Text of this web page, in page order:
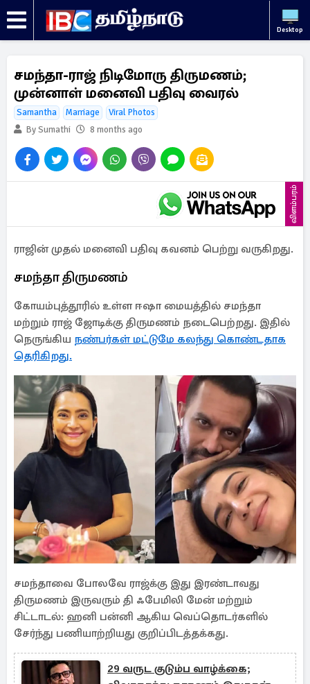
Desktop
சமந்தா-ராஜ் நிடிமோரு திருமணம்;
முன்னாள் மனைவி பதிவு வைரல்
Samantha Marriage
Viral Photos
By Sumathi
8 months ago
விளம்பரம்
ராஜின் முதல் மனைவி பதிவு கவனம் பெற்று வருகிறது.
சமந்தா திருமணம்
கோயம்புத்தூரில் உள்ள ஈஷா மையத்தில் சமந்தா
மற்றும் ராஜ் ஜோடிக்கு திருமணம் நடைபெற்றது. இதில்
நெருங்கிய நண்பர்கள் மட்டுமே கலந்து கொண்டதாக
தெரிகிறது.
சமந்தாவை போலவே ராஜ்க்கு இது இரண்டாவது
திருமணம் இருவரும் தி ஃபேமிலி மேன் மற்றும்
சிட்டாடல்: ஹனி பன்னி ஆகிய வெப்தொடர்களில்
சேர்ந்து பணியாற்றியது குறிப்பிடத்தக்கது.
29 வருட குடும்ப வாழ்க்கை;